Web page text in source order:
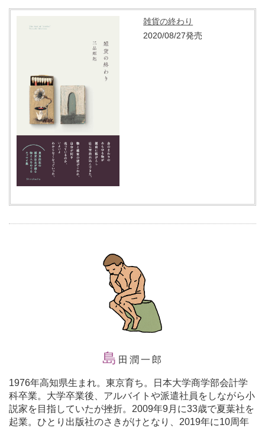
雑貨の終わり
2020/08/27発売
島 田潤一郎
1976年高知県生まれ。東京育ち。日本大学商学部会計学
科卒業。大学卒業後、アルバイトや派遣社員をしながら小
説家を目指していたが挫折。2009年9月に33歳で夏葉社を
起業。ひとり出版社のさきがけとなり、2019年に10周年